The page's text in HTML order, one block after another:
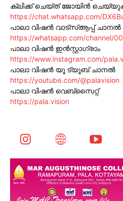
ക്ലിക്ക് ചെയ്ത് ജോയിൻ
https://chat.whatsapp.com/
പാലാ വിഷൻ വാട്സ്ആപ്പ് ചാനൽ
https://whatsapp.com/channel/
പാലാ വിഷൻ ഇൻസ്റ്റാഗ്രാം
https://www.instagram.com/
പാലാ വിഷൻ യൂ ട്യൂബ് ചാനൽ
https://youtube.com/@palavision
പാലാ വിഷൻ വെബ്സൈറ്റ്
https://pala.vision